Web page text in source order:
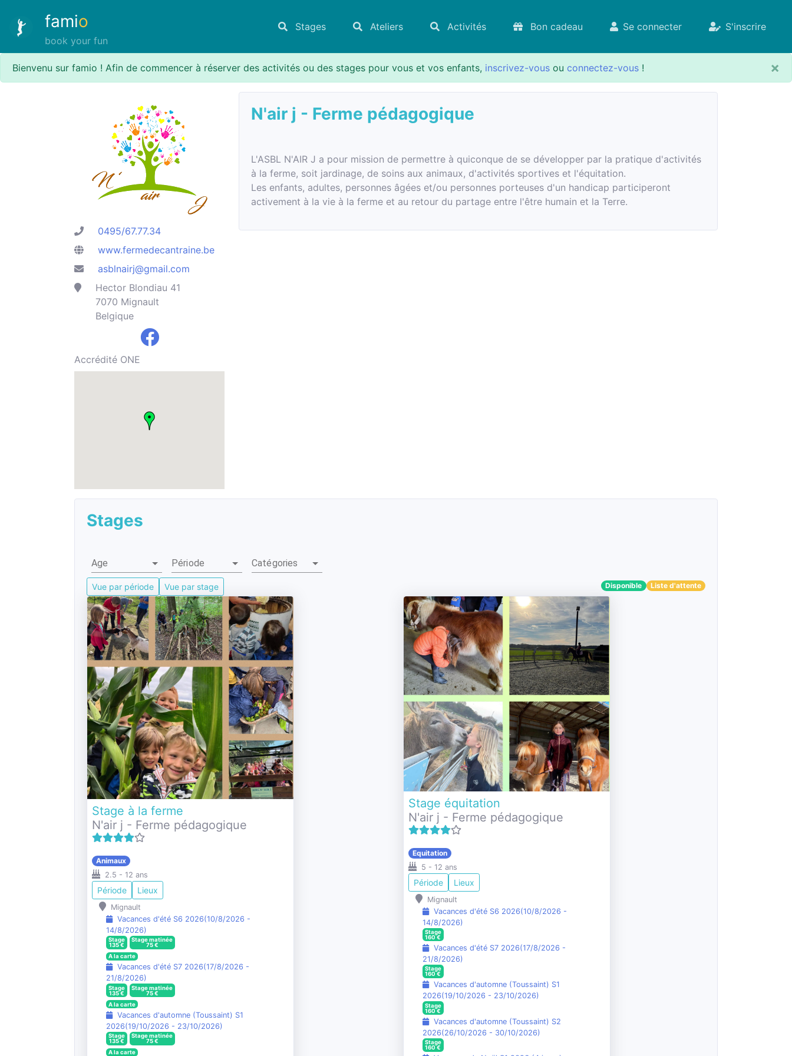
famio
book your fun
Stages Ateliers Activités Bon cadeau Se connecter S'inscrire
Bienvenu sur famio ! Afin de commencer à réserver des activités ou des stages pour vous et vos enfants, inscrivez-vous ou connectez-vous ! ×
0495/67.77.34
www.fermedecantraine.be
asblnairj@gmail.com
Hector Blondiau 41
7070 Mignault
Belgique
Accrédité ONE
N'air j - Ferme pédagogique
L'ASBL N'AIR J a pour mission de permettre à quiconque de se développer par la pratique d'activités
à la ferme, soit jardinage, de soins aux animaux, d'activités sportives et l'équitation.
Les enfants, adultes, personnes âgées et/ou personnes porteuses d'un handicap participeront
activement à la vie à la ferme et au retour du partage entre l'être humain et la Terre.
Stages
Age Période Catégories
Vue par période Vue par stage Disponible Liste d'attente
Stage à la ferme
N'air j - Ferme pédagogique
Animaux
2.5 - 12 ans
Période Lieux
Mignault
Vacances d'été S6 2026(10/8/2026 -
14/8/2026)
Stage
135€
Stage matinée
75€
A la carte
Vacances d'été S7 2026(17/8/2026 -
21/8/2026)
Stage
135€
Stage matinée
75€
A la carte
Vacances d'automne (Toussaint) S1
2026(19/10/2026 - 23/10/2026)
Stage
135€
Stage matinée
75€
A la carte
Stage équitation
N'air j - Ferme pédagogique
Equitation
5 - 12 ans
Période Lieux
Mignault
Vacances d'été S6 2026(10/8/2026 -
14/8/2026)
Stage
160€
Vacances d'été S7 2026(17/8/2026 -
21/8/2026)
Stage
160 €
Vacances d'automne (Toussaint) S1
2026(19/10/2026 - 23/10/2026)
Stage
160€
Vacances d'automne (Toussaint) S2
2026(26/10/2026 - 30/10/2026)
Stage
160€